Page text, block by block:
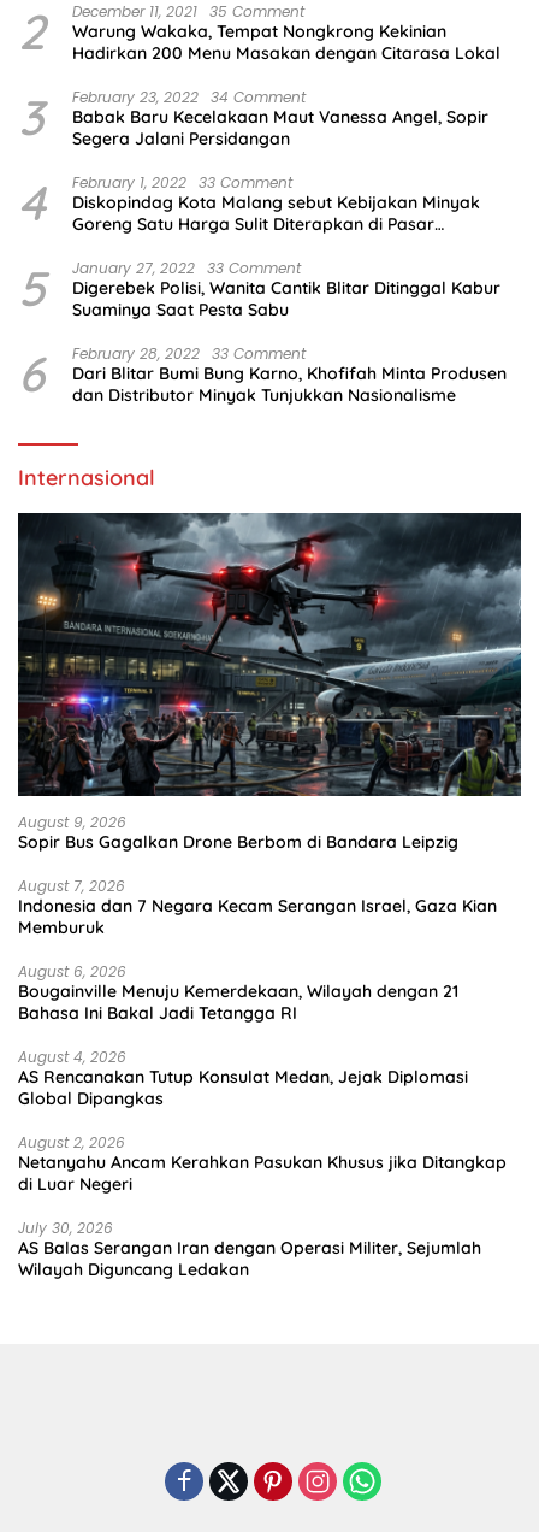
2 December 11, 2021 35 Comment
Warung Wakaka, Tempat Nongkrong Kekinian
Hadirkan 200 Menu Masakan dengan Citarasa Lokal
3 February 23, 2022 34 Comment
Babak Baru Kecelakaan Maut Vanessa Angel, Sopir
Segera Jalani Persidangan
4 February 1, 2022 33 Comment
Diskopindag Kota Malang sebut Kebijakan Minyak
Goreng Satu Harga Sulit Diterapkan di Pasar
5 January 27, 2022 33 Comment
Digerebek Polisi, Wanita Cantik Blitar Ditinggal Kabur
Suaminya Saat Pesta Sabu
6 February 28, 2022 33 Comment
Dari Blitar Bumi Bung Karno, Khofifah Minta Produsen
dan Distributor Minyak Tunjukkan Nasionalisme
Internasional
August 9, 2026
Sopir Bus Gagalkan Drone Berbom di Bandara Leipzig
August 7, 2026
Indonesia dan 7 Negara Kecam Serangan Israel, Gaza Kian
Memburuk
August 6, 2026
Bougainville Menuju Kemerdekaan, Wilayah dengan 21
Bahasa Ini Bakal Jadi Tetangga RI
August 4, 2026
AS Rencanakan Tutup Konsulat Medan, Jejak Diplomasi
Global Dipangkas
August 2, 2026
Netanyahu Ancam Kerahkan Pasukan Khusus jika Ditangkap
di Luar Negeri
July 30, 2026
AS Balas Serangan Iran dengan Operasi Militer, Sejumlah
Wilayah Diguncang Ledakan